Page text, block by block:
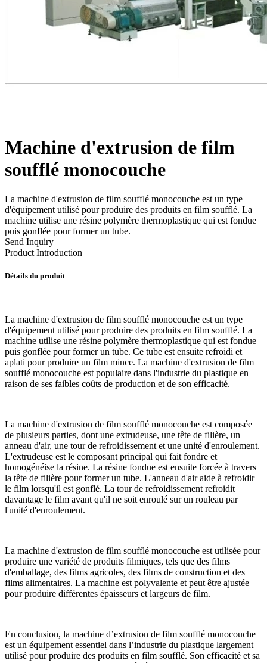
Machine d'extrusion de film
soufflé monocouche
La machine d'extrusion de film soufflé monocouche est un type
d'équipement utilisé pour produire des produits en film soufflé. La
machine utilise une résine polymère thermoplastique qui est fondue
puis gonflée pour former un tube.
Send Inquiry
Product Introduction
Détails du produit
La machine d'extrusion de film soufflé monocouche est un type
d'équipement utilisé pour produire des produits en film soufflé. La
machine utilise une résine polymère thermoplastique qui est fondue
puis gonflée pour former un tube. Ce tube est ensuite refroidi et
aplati pour produire un film mince. La machine d'extrusion de film
soufflé monocouche est populaire dans l'industrie du plastique en
raison de ses faibles coûts de production et de son efficacité.
La machine d'extrusion de film soufflé monocouche est composée
de plusieurs parties, dont une extrudeuse, une tête de filière, un
anneau d'air, une tour de refroidissement et une unité d'enroulement.
L'extrudeuse est le composant principal qui fait fondre et
homogénéise la résine. La résine fondue est ensuite forcée à travers
la tête de filière pour former un tube. L'anneau d'air aide à refroidir
le film lorsqu'il est gonflé. La tour de refroidissement refroidit
davantage le film avant qu'il ne soit enroulé sur un rouleau par
l'unité d'enroulement.
La machine d'extrusion de film soufflé monocouche est utilisée pour
produire une variété de produits filmiques, tels que des films
d'emballage, des films agricoles, des films de construction et des
films alimentaires. La machine est polyvalente et peut être ajustée
pour produire différentes épaisseurs et largeurs de film.
En conclusion, la machine d’extrusion de film soufflé monocouche
est un équipement essentiel dans l’industrie du plastique largement
utilisé pour produire des produits en film soufflé. Son efficacité et sa